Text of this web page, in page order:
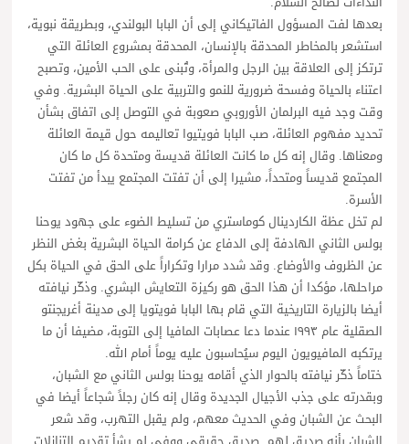
بعدها لفت المسؤول الفاتيكاني إلى أن البابا البولندي، وبطريقة نبوية،
استشعر بالمخاطر المحدقة بالإنسان، المحدقة بمشروع العائلة التي
ترتكز إلى العلاقة بين الرجل والمرأة، وتُبنى على الحب الأمين، وتصبح
اعتناء بالحياة وفسحة ضرورية للنمو والتربية على الحياة البشرية. وفي
وقت وجد فيه البرلمان الأوروبي صعوبة في التوصل إلى اتفاق بشأن
تحديد مفهوم العائلة، صب البابا فويتيوا تعاليمه حول قيمة العائلة
ومعناها. وقال إنه كل ما كانت العائلة قديسة ومتحدة كل ما كان
المجتمع قديساً ومتحداً، مشيرا إلى أن تفتت المجتمع يبدأ من تفتت
الأسرة.
لم تخل عظة الكاردينال كوماستري من تسليط الضوء على جهود يوحنا
بولس الثاني الهادفة إلى الدفاع عن كرامة الحياة البشرية بغض النظر
عن الظروف والأوضاع. وقد شدد مرارا وتكراراً على الحق في الحياة بكل
مراحلها، مؤكدا أن هذا الحق هو ركيزة التعايش البشري. وذكّر نيافته
أيضا بالزيارة التاريخية التي قام بها البابا فويتويا إلى مدينة أغريجنتو
الصقلية عام ١٩٩٣ عندما دعا عصابات المافيا إلى التوبة، مضيفا أن ما
يرتكبه المافيويون اليوم سيُحاسبون عليه يوماً أمام الله.
ختاماً ذكّر نيافته بالحوار الذي أقامه يوحنا بولس الثاني مع الشبان،
وبقدرته على جذب الأجيال الجديدة وقال إنه كان رجلاً شجاعاً أيضا في
البحث عن الشبان وفي الحديث معهم، ولم يقبل التهرب، وقد شعر